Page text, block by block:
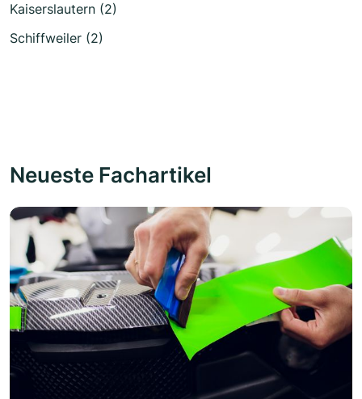
Kaiserslautern (2)
Schiffweiler (2)
Neueste Fachartikel